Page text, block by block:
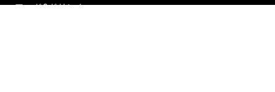
フード&ドリンク